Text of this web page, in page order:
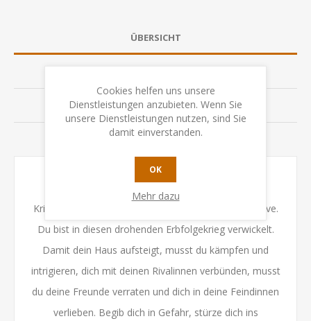
ÜBERSICHT
BEWERTUNGEN
KONTAKTIEREN SIE UNS
Kriegerprinzessin eines der Adelshäuser von Banteave.
Du bist in diesen drohenden Erbfolgekrieg verwickelt.
Damit dein Haus aufsteigt, musst du kämpfen und
intrigieren, dich mit deinen Rivalinnen verbünden, musst
du deine Freunde verraten und dich in deine Feindinnen
verlieben. Begib dich in Gefahr, stürze dich ins
Cookies helfen uns unsere
Dienstleistungen anzubieten. Wenn Sie
unsere Dienstleistungen nutzen, sind Sie
damit einverstanden.
OK
Mehr dazu